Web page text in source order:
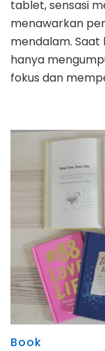
tablet, sensasi
menawarkan
mendalam.
hanya
fokus dan
Book